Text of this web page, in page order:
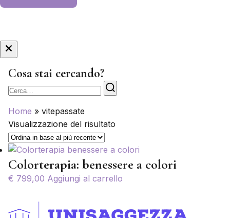
Cosa stai cercando?
Cerca
Home » vitepassate
Visualizzazione del risultato
Colorterapia: benessere a colori
€ 799,00 Aggiungi al carrello